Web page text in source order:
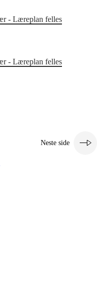
- Læreplan felles
- Læreplan felles
Neste side